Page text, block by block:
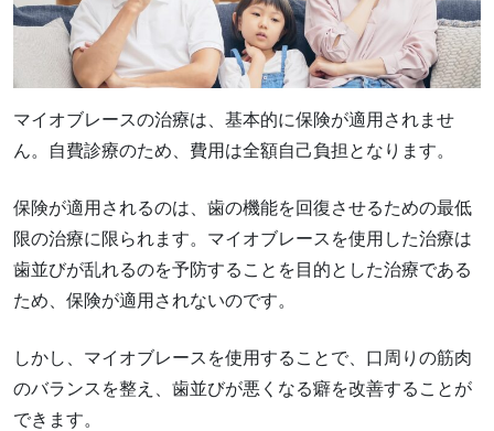
マイオブレースの治療は、基本的に保険が適用されませ
ん。自費診療のため、費用は全額自己負担となります。
保険が適用されるのは、歯の機能を回復させるための最低
限の治療に限られます。マイオブレースを使用した治療は
歯並びが乱れるのを予防することを目的とした治療である
ため、保険が適用されないのです。
しかし、マイオブレースを使用することで、口周りの筋肉
のバランスを整え、歯並びが悪くなる癖を改善することが
できます。